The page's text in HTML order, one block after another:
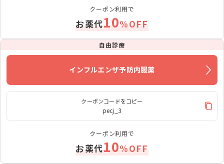
クーポン利用で
お薬代10%OFF
自由診療
インフルエンザ予防内服薬
クーポンコードをコピー
pecj_3
クーポン利用で
お薬代10%OFF